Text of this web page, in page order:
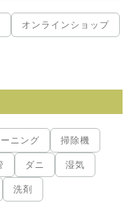
オンラインショップ
ニング 掃除機
ダニ 湿気
洗剤